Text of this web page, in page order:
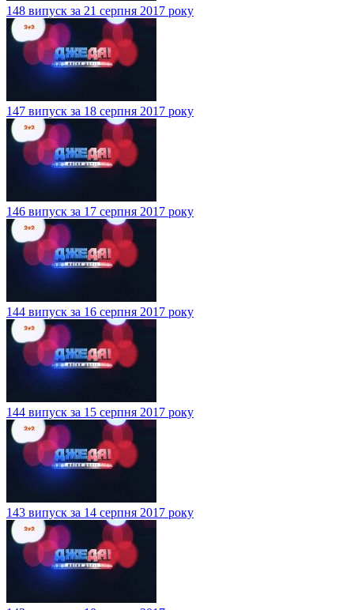
148 випуск за 21 серпня 2017 року
147 випуск за 18 серпня 2017 року
146 випуск за 17 серпня 2017 року
144 випуск за 16 серпня 2017 року
144 випуск за 15 серпня 2017 року
143 випуск за 14 серпня 2017 року